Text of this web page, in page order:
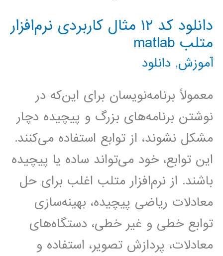
دانلود کد ۱۲ مثال کاربردی نرم‌افزار
متلب matlab
آموزش, دانلود
معمولاً برنامه‌نویسان برای این‌که در
نوشتن برنامه‌های بزرگ و پیچیده دچار
مشکل نشوند، از توابع استفاده می‌کنند.
این توابع، خود می‌تواند ساده یا پیچیده
باشند. از نرم‌افزار متلب اغلب برای حل
معادلات ریاضی پیچیده، بهینه‌سازی
توابع خطی و غیر خطی، دستگاه‌های
معادلات، پردازش تصویر، استفاده و